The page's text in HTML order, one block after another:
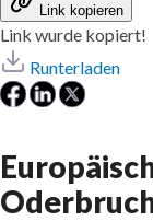
Link kopieren
Link wurde kopiert!
Runterladen